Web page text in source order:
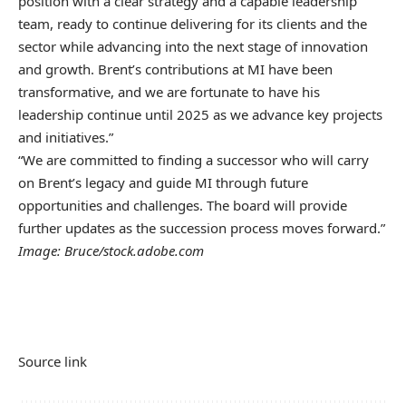
team, ready to continue delivering for its clients and the
sector while advancing into the next stage of innovation
and growth. Brent’s contributions at MI have been
transformative, and we are fortunate to have his
leadership continue until 2025 as we advance key projects
and initiatives.”
“We are committed to finding a successor who will carry
on Brent’s legacy and guide MI through future
opportunities and challenges. The board will provide
further updates as the succession process moves forward.”
Image: Bruce/stock.adobe.com
Source link